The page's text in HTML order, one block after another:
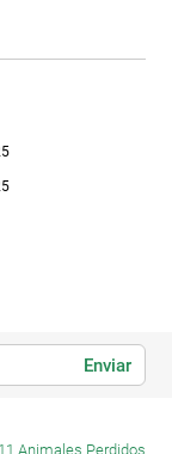
Enviar
Animales Perdidos